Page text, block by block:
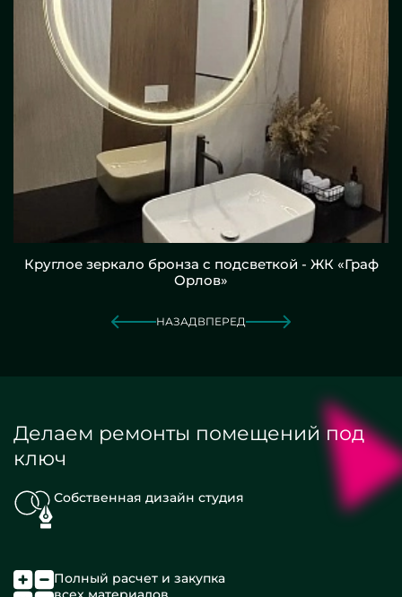
Круглое зеркало бронза с подсветкой - ЖК «Граф
Орлов»
НАЗАДВПЕРЕД
Делаем ремонты помещений под
ключ
Собственная дизайн студия
Полный расчет и закупка